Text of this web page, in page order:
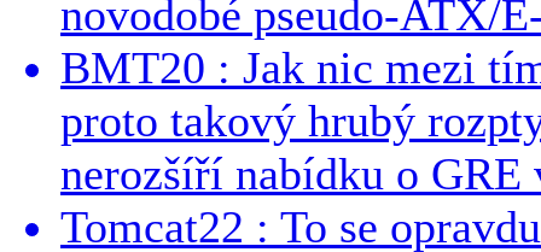
novodobé pseudo-ATX/
BMT20 : Jak nic mezi
proto takový hrubý
nerozšíří nabídku o GRE
Tomcat22 : To se